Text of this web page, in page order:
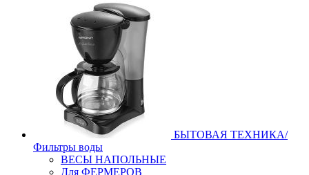
БЫТОВАЯ ТЕХНИКА/
Фильтры воды
ВЕСЫ НАПОЛЬНЫЕ
Для ФЕРМЕРОВ